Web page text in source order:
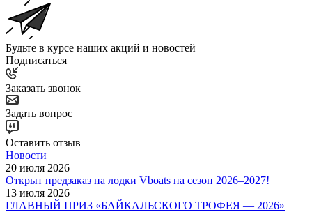
Будьте в курсе наших акций и новостей
Подписаться
Заказать звонок
Задать вопрос
Оставить отзыв
Новости
20 июля 2026
Открыт предзаказ на лодки Vboats на сезон 2026–2027!
13 июля 2026
ГЛАВНЫЙ ПРИЗ «БАЙКАЛЬСКОГО ТРОФЕЯ — 2026»